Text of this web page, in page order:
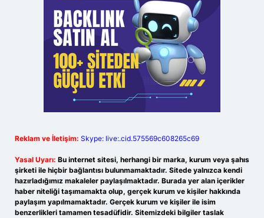
Reklam ve İletişim: Skype: live:.cid.575569c608265c69
Yasal Uyarı: Bu internet sitesi, herhangi bir marka, kurum veya şahıs
şirketi ile hiçbir bağlantısı bulunmamaktadır. Sitede yalnızca kendi
hazırladığımız makaleler paylaşılmaktadır. Burada yer alan içerikler
haber niteliği taşımamakta olup, gerçek kurum ve kişiler hakkında
paylaşım yapılmamaktadır. Gerçek kurum ve kişiler ile isim
benzerlikleri tamamen tesadüfidir. Sitemizdeki bilgiler taslak